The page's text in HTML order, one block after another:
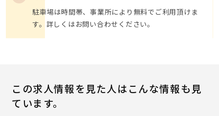
駐車場は時間帯、事業所により無料でご利用頂けま
す。詳しくはお問い合わせください。
この求人情報を見た人はこんな情報も見
ています。